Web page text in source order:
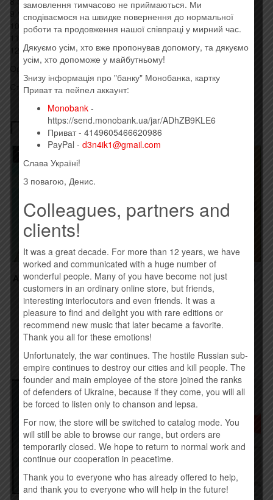
9 Villain I’m Not 2:55
10 Chasing The First Time 2:55
11 The New Real 3:00
12 The Abyss 4:09
Оригинальный импортный диск, штрихкод: 0190758218823
Стиль: Alternative Rock, Hard Rock
Похожие товары
Товар закінчився!
АНТИТІЛА – ВСЕ КРАСИВО
(2015)
245,00грн.
Временно нет
RIFFMASTER – КОТЛЕТА
ПО-КИЕВСКИ (2015)
190,00грн.
Купить
замовлення тимчасово не приймаються. Ми
сподіваємося на швидке повернення до нормальної
роботи та продовження нашої співпраці у мирний час.
Дякуємо усім, хто вже пропонував допомогу, та дякуємо
усім, хто допоможе у майбутньому!
Знизу інформація про "банку" Монобанка, картку
Приват та пейпел аккаунт:
Monobank -
https://send.monobank.ua/jar/ADhZB9KLE6
Приват - 4149605466620986
PayPal - d3n4ik1@gmail.com
Слава Україні!
З повагою, Денис.
Colleagues, partners and
clients!
It was a great decade. For more than 12 years, we have
worked and communicated with a huge number of
wonderful people. Many of you have become not just
customers in an ordinary online store, but friends,
interesting interlocutors and even friends. It was a
pleasure to find and delight you with rare editions or
recommend new music that later became a favorite.
Thank you all for these emotions!
Unfortunately, the war continues. The hostile Russian sub-
empire continues to destroy our cities and kill people. The
founder and main employee of the store joined the ranks
of defenders of Ukraine, because if they come, you will all
be forced to listen only to chanson and lepsa.
For now, the store will be switched to catalog mode. You
will still be able to browse our range, but orders are
temporarily closed. We hope to return to normal work and
continue our cooperation in peacetime.
Thank you to everyone who has already offered to help,
and thank you to everyone who will help in the future!